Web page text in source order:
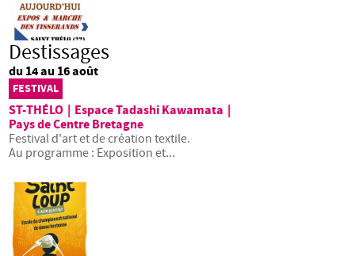
Destissages
du 14 au 16 août
FESTIVAL
ST-THÉLO Espace Tadashi Kawamata
Pays de Centre Bretagne
Festival d'art et de création textile.
Au programme : Exposition et...